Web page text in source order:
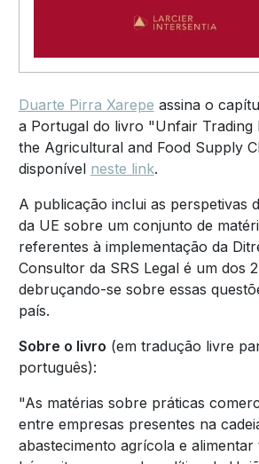
Duarte Pirra Xarepe assina o
a Portugal do livro "Unfair Trading
the Agricultural and Food Supply
disponível neste link.
A publicação inclui as perspetivas
da UE sobre um conjunto de
referentes à implementação da
Consultor da SRS Legal é um dos
debruçando-se sobre essas
país.
Sobre o livro (em tradução livre
português):
"As matérias sobre práticas
entre empresas presentes na
abastecimento agrícola e alimentar